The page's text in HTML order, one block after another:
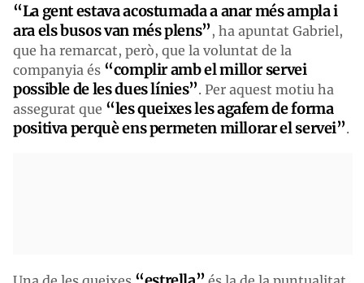
“La gent estava acostumada a anar més ampla i
ara els busos van més plens”, ha apuntat Gabriel,
que ha remarcat, però, que la voluntat de la
companyia és “complir amb el millor servei
possible de les dues línies”. Per aquest motiu ha
assegurat que “les queixes les agafem de forma
positiva perquè ens permeten millorar el servei”.